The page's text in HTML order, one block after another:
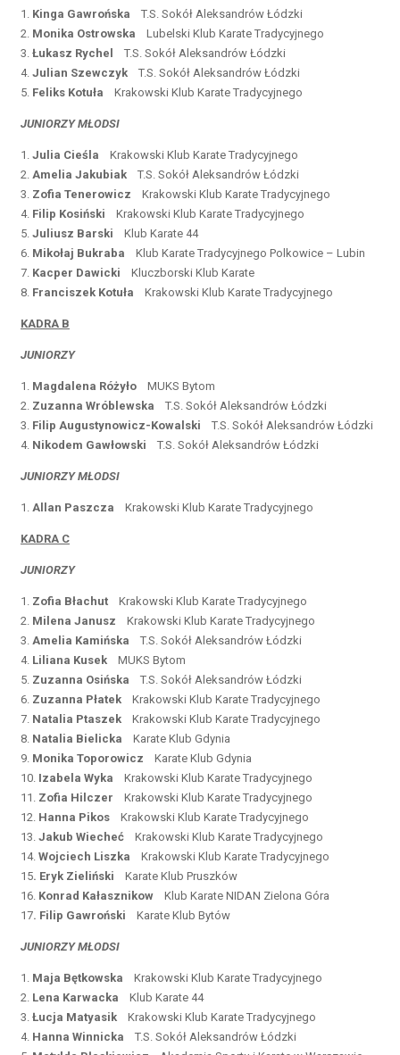
1. Kinga Gawrońska T.S. Sokół Aleksandrów Łódzki
2. Monika Ostrowska Lubelski Klub Karate Tradycyjnego
3. Łukasz Rychel
T.S. Sokół Aleksandrów Łódzki
4. Julian Szewczyk T.S. Sokół Aleksandrów Łódzki
5. Feliks Kotuła Krakowski Klub Karate Tradycyjnego
JUNIORZY MŁODSI
1. Julia Cieśla Krakowski Klub Karate Tradycyjnego
2. Amelia Jakubiak T.S. Sokół Aleksandrów Łódzki
3. Zofia Tenerowicz Krakowski Klub Karate Tradycyjnego
4. Filip Kosiński Krakowski Klub Karate Tradycyjnego
5. Juliusz Barski Klub Karate 44
6. Mikołaj Bukraba Klub Karate Tradycyjnego Polkowice – Lubin
7. Kacper Dawicki Kluczborski Klub Karate
8. Franciszek Kotuła Krakowski Klub Karate Tradycyjnego
KADRA B
JUNIORZY
1. Magdalena Różyło MUKS Bytom
2. Zuzanna Wróblewska T.S. Sokół Aleksandrów Łódzki
3. Filip Augustynowicz-Kowalski T.S. Sokół Aleksandrów Łódzki
4. Nikodem Gawłowski T.S. Sokół Aleksandrów Łódzki
JUNIORZY MŁODSI
1. Allan Paszcza Krakowski Klub Karate Tradycyjnego
KADRA C
JUNIORZY
1. Zofia Błachut Krakowski Klub Karate Tradycyjnego
2. Milena Janusz Krakowski Klub Karate Tradycyjnego
3. Amelia Kamińska T.S. Sokół Aleksandrów Łódzki
4. Liliana Kusek MUKS Bytom
5. Zuzanna Osińska T.S. Sokół Aleksandrów Łódzki
6. Zuzanna Płatek Krakowski Klub Karate Tradycyjnego
7. Natalia Ptaszek
Krakowski Klub Karate Tradycyjnego
8. Natalia Bielicka Karate Klub Gdynia
9. Monika Toporowicz Karate Klub Gdynia
10. Izabela Wyka Krakowski Klub Karate Tradycyjnego
11. Zofia Hilczer Krakowski Klub Karate Tradycyjnego
12. Hanna Pikos Krakowski Klub Karate Tradycyjnego
13. Jakub Wiecheć Krakowski Klub Karate Tradycyjnego
14. Wojciech Liszka
Krakowski Klub Karate Tradycyjnego
15. Eryk Zieliński
Karate Klub Pruszków
16. Konrad Kałasznikow Klub Karate NIDAN Zielona Góra
17. Filip Gawroński Karate Klub Bytów
JUNIORZY MŁODSI
1. Maja Bętkowska
Krakowski Klub Karate Tradycyjnego
2. Lena Karwacka
Klub Karate 44
3. Łucja Matyasik Krakowski Klub Karate Tradycyjnego
4. Hanna Winnicka
T.S. Sokół Aleksandrów Łódzki